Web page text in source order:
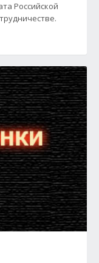
Российской